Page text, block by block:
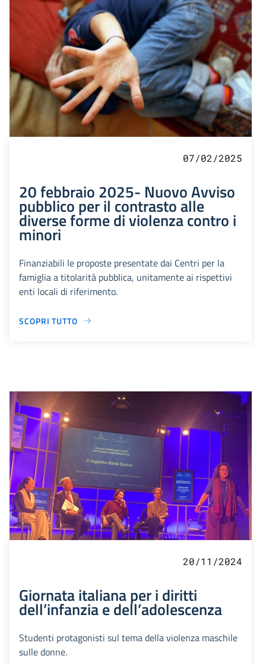
07/02/2025
20 febbraio 2025- Nuovo Avviso
pubblico per il contrasto alle
diverse forme di violenza contro i
minori
Finanziabili le proposte presentate dai Centri per la
famiglia a titolarità pubblica, unitamente ai rispettivi
enti locali di riferimento.
SCOPRI TUTTO
20/11/2024
Giornata italiana per i diritti
dell’infanzia e dell’adolescenza
Studenti protagonisti sul tema della violenza maschile
sulle donne.